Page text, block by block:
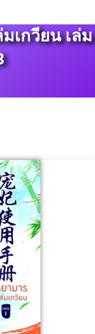
เกวียน เล่ม